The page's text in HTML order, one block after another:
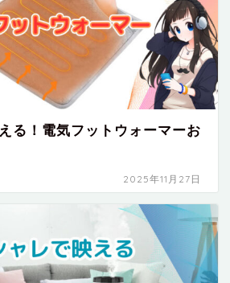
る！電気フットウォーマーお
2025年11月27日